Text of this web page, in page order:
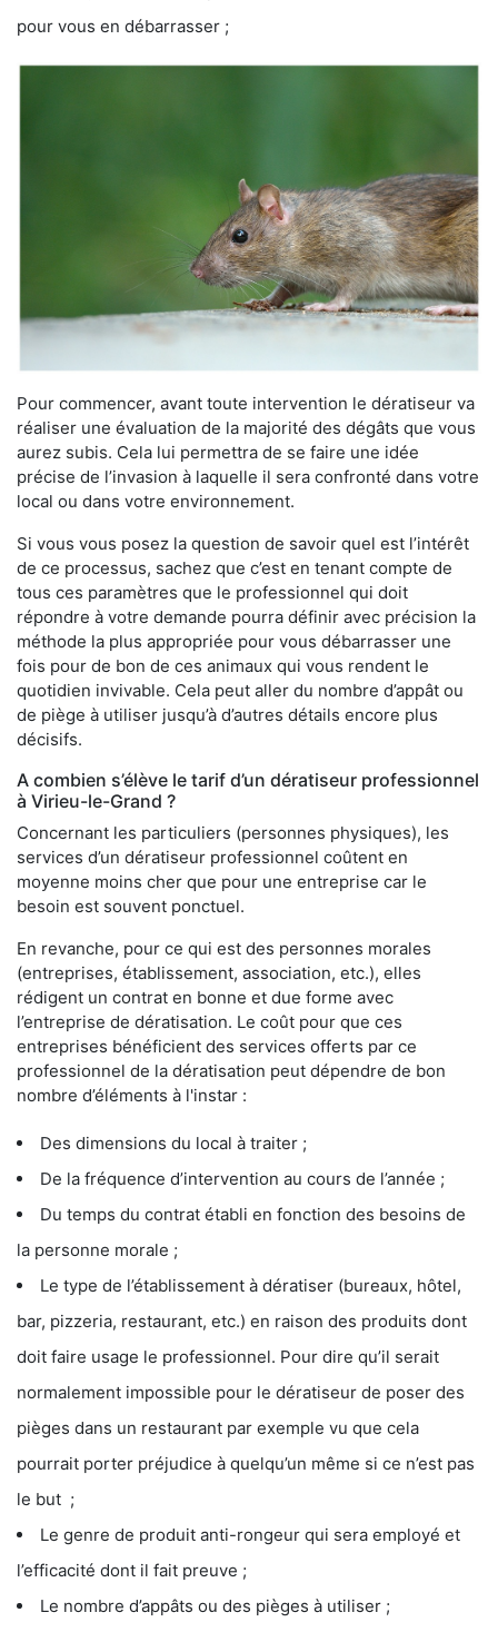
pour vous en débarrasser ;
Pour commencer, avant toute intervention le dératiseur va
réaliser une évaluation de la majorité des dégâts que vous
aurez subis. Cela lui permettra de se faire une idée
précise de l’invasion à laquelle il sera confronté dans votre
local ou dans votre environnement.
Si vous vous posez la question de savoir quel est l’intérêt
de ce processus, sachez que c’est en tenant compte de
tous ces paramètres que le professionnel qui doit
répondre à votre demande pourra définir avec précision la
méthode la plus appropriée pour vous débarrasser une
fois pour de bon de ces animaux qui vous rendent le
quotidien invivable. Cela peut aller du nombre d’appât ou
de piège à utiliser jusqu’à d’autres détails encore plus
décisifs.
A combien s’élève le tarif d’un dératiseur professionnel
à Virieu-le-Grand ?
Concernant les particuliers (personnes physiques), les
services d’un dératiseur professionnel coûtent en
moyenne moins cher que pour une entreprise car le
besoin est souvent ponctuel.
En revanche, pour ce qui est des personnes morales
(entreprises, établissement, association, etc.), elles
rédigent un contrat en bonne et due forme avec
l’entreprise de dératisation. Le coût pour que ces
entreprises bénéficient des services offerts par ce
professionnel de la dératisation peut dépendre de bon
nombre d’éléments à l'instar :
Des dimensions du local à traiter ;
De la fréquence d’intervention au cours de l’année ;
Du temps du contrat établi en fonction des besoins de
la personne morale ;
Le type de l’établissement à dératiser (bureaux, hôtel,
bar, pizzeria, restaurant, etc.) en raison des produits dont
doit faire usage le professionnel. Pour dire qu’il serait
normalement impossible pour le dératiseur de poser des
pièges dans un restaurant par exemple vu que cela
pourrait porter préjudice à quelqu’un même si ce n’est pas
le but ;
Le genre de produit anti-rongeur qui sera employé et
l’efficacité dont il fait preuve ;
Le nombre d’appâts ou des pièges à utiliser ;